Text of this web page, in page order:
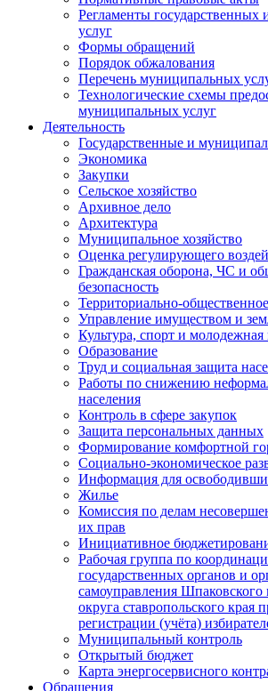
Регламенты
услуг
Формы обращений
Порядок обжалования
Перечень муниципальных
Технологические схемы
муниципальных услуг
Деятельность
Государственные и
Экономика
Закупки
Сельское хозяйство
Архивное дело
Архитектура
Муниципальное хозяйство
Оценка регулирующего
Гражданская оборона, ЧС и
безопасность
Территориально-
Управление имуществом и
Культура, спорт и молодежная
Образование
Труд и социальная защита
Работы по снижению
населения
Контроль в сфере закупок
Защита персональных данных
Формирование комфортной
Социально-экономическое
Информация для
Жилье
Комиссия по делам
их прав
Инициативное
Рабочая группа по
государственных органов и
самоуправления
округа ставропольского края
регистрации (учёта)
Муниципальный контроль
Открытый бюджет
Карта энергосервисного
Обращения